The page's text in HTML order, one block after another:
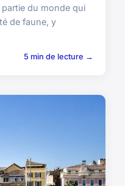
du monde qui
de faune, y
5 min de lecture →